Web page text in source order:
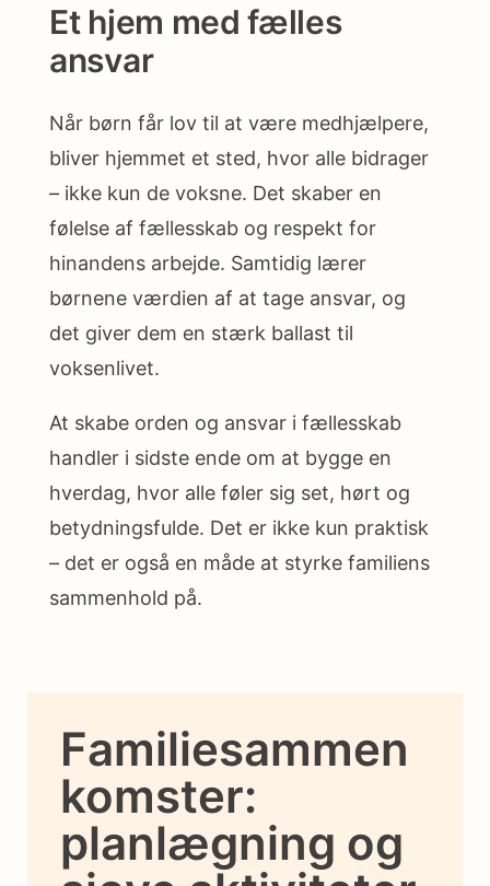
Et hjem med fælles
ansvar
Når børn får lov til at være medhjælpere,
bliver hjemmet et sted, hvor alle bidrager
– ikke kun de voksne. Det skaber en
følelse af fællesskab og respekt for
hinandens arbejde. Samtidig lærer
børnene værdien af at tage ansvar, og
det giver dem en stærk ballast til
voksenlivet.
At skabe orden og ansvar i fællesskab
handler i sidste ende om at bygge en
hverdag, hvor alle føler sig set, hørt og
betydningsfulde. Det er ikke kun praktisk
– det er også en måde at styrke familiens
sammenhold på.
Familiesammen
komster:
planlægning og